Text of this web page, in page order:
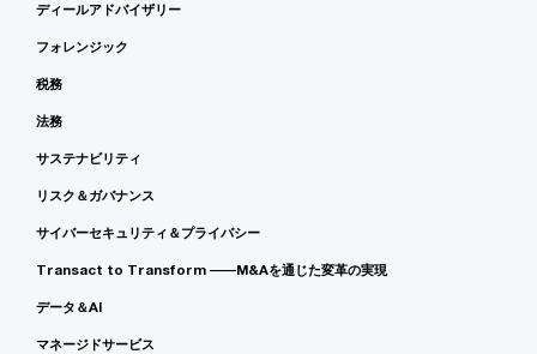
ディールアドバイザリー
フォレンジック
税務
法務
サステナビリティ
リスク＆ガバナンス
サイバーセキュリティ＆プライバシー
Transact to Transform ――M&Aを通じた変革の実現
データ＆AI
マネージドサービス